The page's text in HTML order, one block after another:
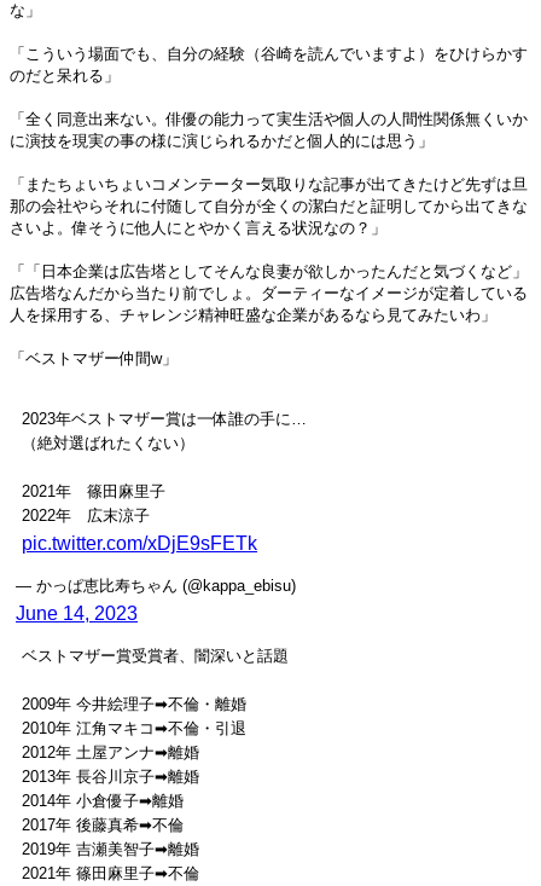
な」
「こういう場面でも、自分の経験（谷崎を読んでいますよ）をひけらかす
のだと呆れる」
「全く同意出来ない。俳優の能力って実生活や個人の人間性関係無くいか
に演技を現実の事の様に演じられるかだと個人的には思う」
「またちょいちょいコメンテーター気取りな記事が出てきたけど先ずは旦
那の会社やらそれに付随して自分が全くの潔白だと証明してから出てきな
さいよ。偉そうに他人にとやかく言える状況なの？」
「「日本企業は広告塔としてそんな良妻が欲しかったんだと気づくなど」
広告塔なんだから当たり前でしょ。ダーティーなイメージが定着している
人を採用する、チャレンジ精神旺盛な企業があるなら見てみたいわ」
「ベストマザー仲間w」
2023年ベストマザー賞は一体誰の手に…
（絶対選ばれたくない）
2021年 篠田麻里子
2022年 広末涼子
pic.twitter.com/xDjE9sFETk
— かっぱ恵比寿ちゃん (@kappa_ebisu)
June 14, 2023
ベストマザー賞受賞者、闇深いと話題
2009年 今井絵理子➡︎不倫・離婚
2010年 江角マキコ➡︎不倫・引退
2012年 土屋アンナ➡︎離婚
2013年 長谷川京子➡︎離婚
2014年 小倉優子➡︎離婚
2017年 後藤真希➡︎不倫
2019年 吉瀬美智子➡︎離婚
2021年 篠田麻里子➡︎不倫